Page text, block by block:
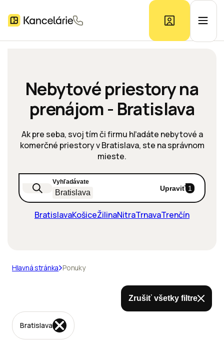
Prieskum trhu
Kontakt
Inzerát
Nebytové priestory na
prenájom - Bratislava
Ak pre seba, svoj tím či firmu hľadáte nebytové a
komerčné priestory v Bratislava, ste na správnom
mieste.
Vyhľadávate
Bratislava
Upraviť 1
BratislavaKošiceŽilinaNitraTrnavaTrenčín
Hlavná stránka Ponuky
Zrušiť všetky filtre
Bratislava